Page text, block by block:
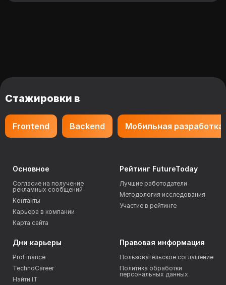
Стажировки в
Frontend Backend Мобильная разработка
Основное
Согласие на получение
рекламных сообщений
Контакты
Карьера в компании
Карта сайта
Рейтинг FutureToday
Лучшие работодатели
Методология исследования
Участие в рейтинге
Дни карьеры
ProFinance
TechnoCareer
Найти IT
Правовая информация
Пользовательское соглашение
Политика обработки
персональных данных